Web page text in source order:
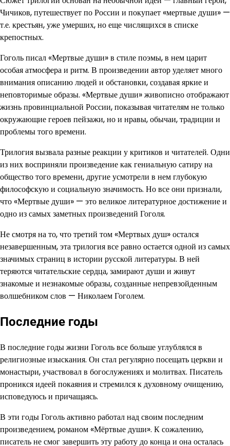
Чичиков, путешествует по России и покупает «мертвые души» —
т.е. крестьян, уже умерших, но еще числящихся в списке
крепостных.
Гоголь писал «Мертвые души» в стиле поэмы, в нем царит
особая атмосфера и ритм. В произведении автор уделяет много
внимания описанию людей и обстановки, создавая яркие и
неповторимые образы. «Мертвые души» живописно отображают
жизнь провинциальной России, показывая читателям не только
окружающие героев пейзажи, но и нравы, обычаи, традиции и
проблемы того времени.
Трилогия вызвала разные реакции у критиков и читателей. Одни
из них восприняли произведение как гениальную сатиру на
общество того времени, другие усмотрели в нем глубокую
философскую и социальную значимость. Но все они признали,
что «Мертвые души» — это великое литературное достижение и
одно из самых заметных произведений Гоголя.
Не смотря на то, что третий том «Мертвых душ» остался
незавершенным, эта трилогия все равно остается одной из самых
значимых страниц в истории русской литературы. В ней
теряются читательские сердца, замирают души и живут
знакомые и незнакомые образы, созданные непревзойденным
волшебником слов — Николаем Гоголем.
Последние годы
В последние годы жизни Гоголь все больше углублялся в
религиозные изыскания. Он стал регулярно посещать церкви и
монастыри, участвовал в богослужениях и молитвах. Писатель
проникся идеей покаяния и стремился к духовному очищению,
исповедуюсь и причащаясь.
В эти годы Гоголь активно работал над своим последним
произведением, романом «Мёртвые души». К сожалению,
писатель не смог завершить эту работу до конца и она осталась